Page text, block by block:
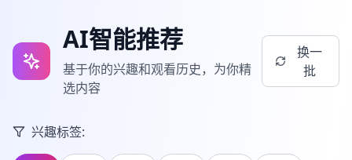
AI智能推荐
基于你的兴趣和观看历史，为你精
选内容
换一
批
兴趣标签: